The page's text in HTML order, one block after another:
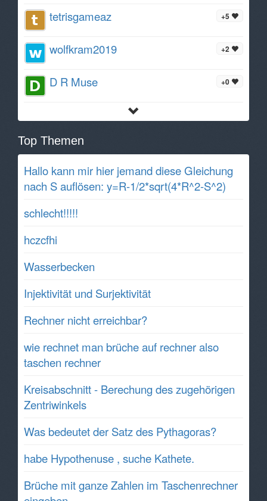
+5
tetrisgameaz
+2
wolfkram2019
+0
D R Muse
Top Themen
Hallo kann mir hier jemand diese Gleichung
nach S auflösen: y=R-1/2*sqrt(4*R^2-S^2)
schlecht!!!!!
hczcfhi
Wasserbecken
Injektivität und Surjektivität
Rechner nicht erreichbar?
wie rechnet man brüche auf rechner also
taschen rechner
Kreisabschnitt - Berechung des zugehörigen
Zentriwinkels
Was bedeutet der Satz des Pythagoras?
habe Hypothenuse , suche Kathete.
Brüche mit ganze Zahlen im Taschenrechner